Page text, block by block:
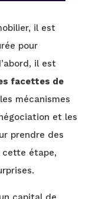
il est
pour
il est
facettes de
mécanismes
et les
prendre des
cette étape,